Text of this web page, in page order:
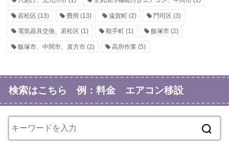
若松区 (13) 費用 (13) 遠賀町(2) 門司区 (3)
電気器具交換、若松区 (1) 鞍手町(1) 飯塚市(2)
飯塚市、中間市、直方市 (2) 高所作業(5)
検索はこちら 例：料金 エアコン移設